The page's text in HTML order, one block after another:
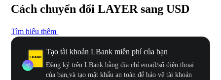
Cách chuyển đổi LAYER sang USD
Tìm hiểu thêm
Tạo tài khoản LBank miễn phí của bạn
Đăng ký trên LBank bằng địa chỉ email/số điện thoại
của bạn,và tạo mật khẩu an toàn để bảo vệ tài khoản